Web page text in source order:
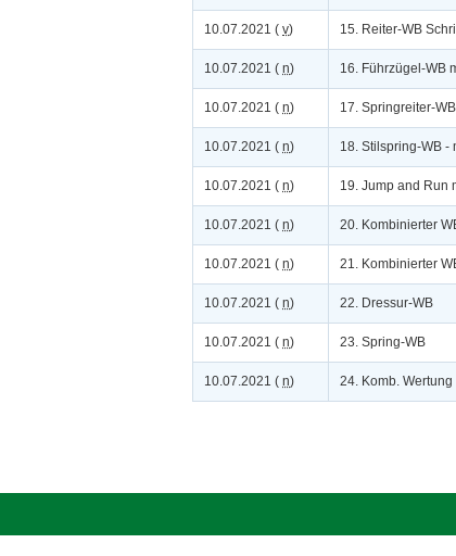
10.07.2021 ( v) 15. Reiter-WB
10.07.2021 ( n) 16. Führzügel-WB
10.07.2021 ( n) 17. Springreiter-WB
10.07.2021 ( n) 18. Stilspring-WB -
10.07.2021 ( n) 19. Jump and Run
10.07.2021 ( n) 20. Kombinierter
10.07.2021 ( n) 21. Kombinierter
10.07.2021 ( n) 22. Dressur-WB
10.07.2021 ( n) 23. Spring-WB
10.07.2021 ( n) 24. Komb.